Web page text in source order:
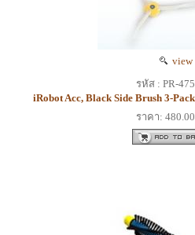
view
รหัส : PR-
iRobot Acc, Black Side Brush 3-
ราคา: